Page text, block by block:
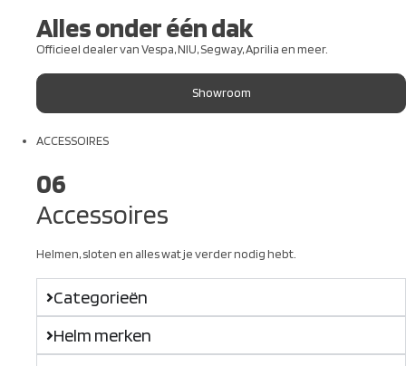
Alles onder één dak
Officieel dealer van Vespa, NIU, Segway, Aprilia en meer.
Showroom
ACCESSOIRES
06
Accessoires
Helmen, sloten en alles wat je verder nodig hebt.
Categorieën
Helm merken